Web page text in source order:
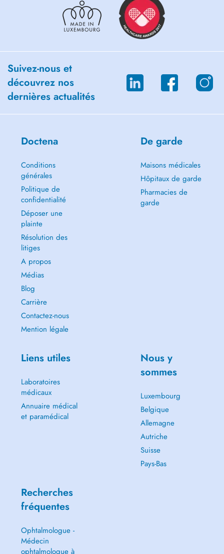
Suivez-nous et
découvrez nos
dernières actualités
Doctena
Conditions
générales
Politique de
confidentialité
Déposer une
plainte
Résolution des
litiges
A propos
Médias
Blog
Carrière
Contactez-nous
Mention légale
De garde
Maisons médicales
Hôpitaux de garde
Pharmacies de
garde
Liens utiles
Laboratoires
médicaux
Annuaire médical
et paramédical
Nous y
sommes
Luxembourg
Belgique
Allemagne
Autriche
Suisse
Pays-Bas
Recherches
fréquentes
Ophtalmologue -
Médecin
ophtalmologue à